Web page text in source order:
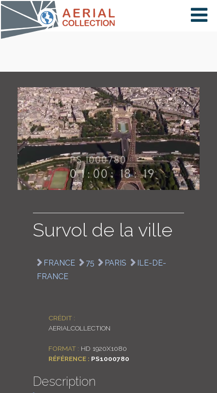
×
PAYS
CARTE
COLLECTIONS
LOGIN
Survol de la ville
FRANCE 75 PARIS
ILE-DE-
FRANCE
CRÉDIT :
AERIALCOLLECTION
FORMAT : HD 1920X1080
RÉFÉRENCE : PS1000780
Description